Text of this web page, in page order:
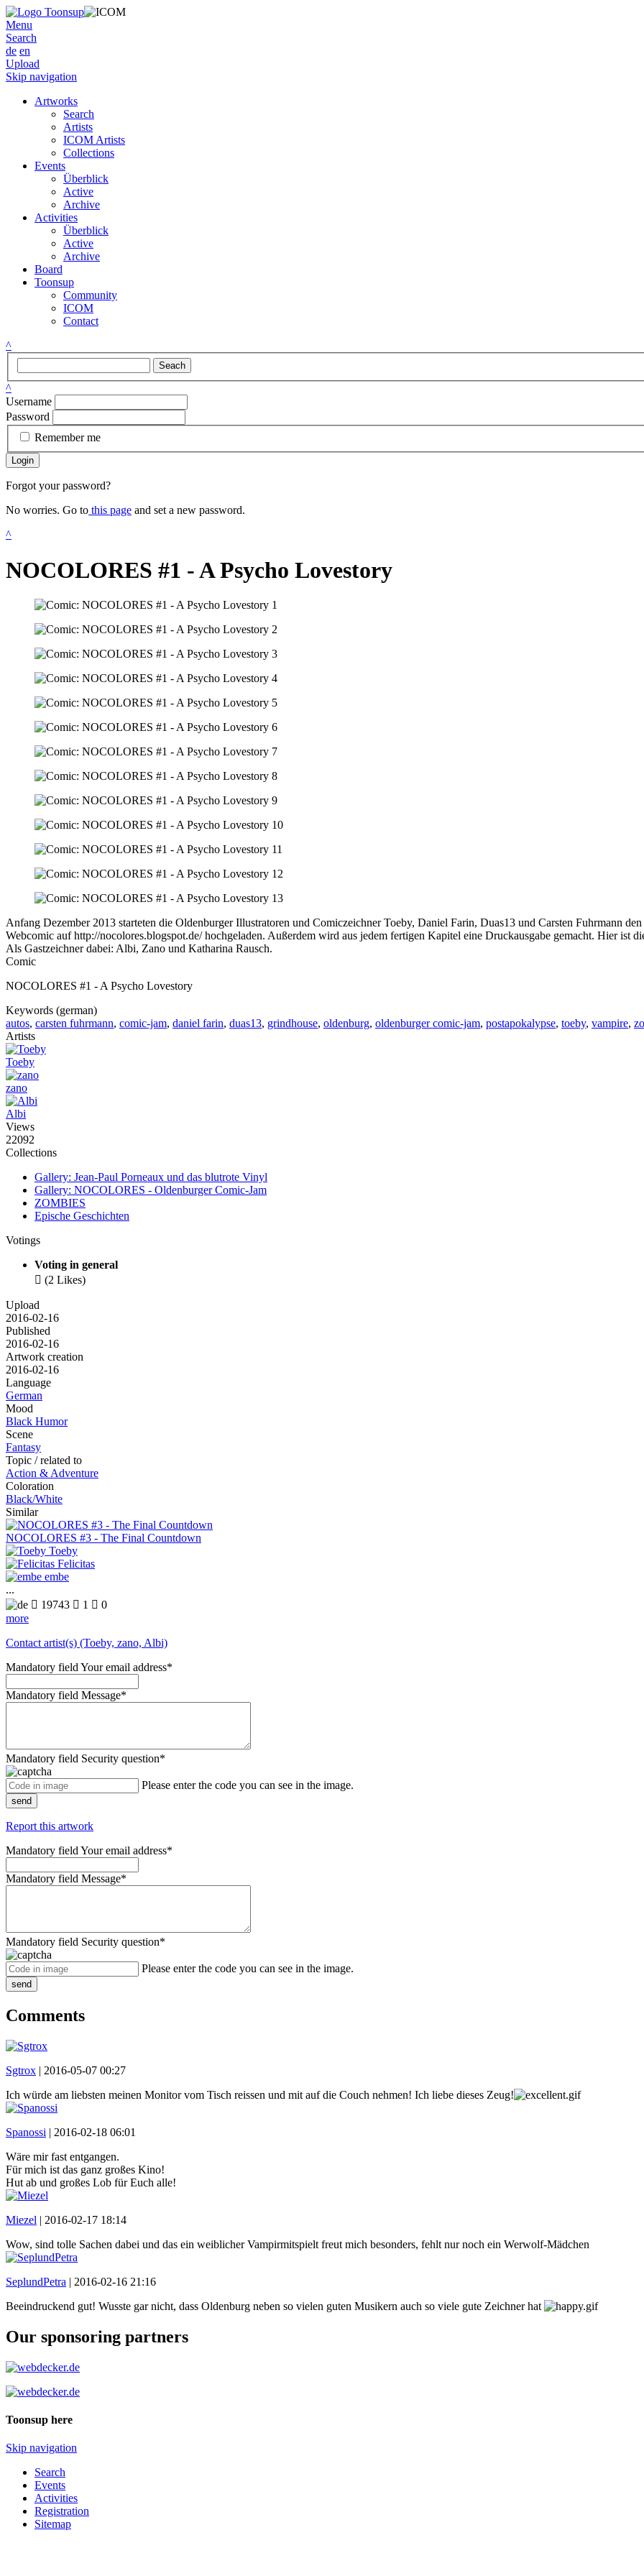
Menu
Search
de en
Upload
Skip navigation
Artworks
Search
Artists
ICOM Artists
Collections
Events
Überblick
Active
Archive
Activities
Überblick
Active
Archive
Board
Toonsup
Community
ICOM
Contact
^
Seach
^
Username
Password
Remember me
Login
Forgot your password?
No worries. Go to this page and set a new password.
^
NOCOLORES #1 - A Psycho Lovestory
Anfang Dezember 2013 starteten die Oldenburger Illustratoren und Comiczeichner Toeby, Daniel Farin, Duas13 und Carsten Fuhrmann
Webcomic auf http://nocolores.blogspot.de/ hochgeladen. Außerdem wird aus jedem fertigen Kapitel eine Druckausgabe gemacht. Hier ist
Als Gastzeichner dabei: Albi, Zano und Katharina Rausch.
Comic
NOCOLORES #1 - A Psycho Lovestory
Keywords (german)
autos, carsten fuhrmann, comic-jam, daniel farin, duas13, grindhouse, oldenburg, oldenburger comic-jam, postapokalypse, toeby, vampire,
Artists
Toeby
zano
Albi
Views
22092
Collections
Gallery: Jean-Paul Porneaux und das blutrote Vinyl
Gallery: NOCOLORES - Oldenburger Comic-Jam
ZOMBIES
Epische Geschichten
Votings
Voting in general
 (2 Likes)
Upload
2016-02-16
Published
2016-02-16
Artwork creation
2016-02-16
Language
German
Mood
Black Humor
Scene
Fantasy
Topic / related to
Action & Adventure
Coloration
Black/White
Similar
NOCOLORES #3 - The Final Countdown
Toeby
Felicitas
embe
...
 19743  1  0
more
Contact artist(s) (Toeby, zano, Albi)
Mandatory field Your email address*
Mandatory field Message*
Mandatory field Security question*
Please enter the code you can see in the image.
send
Report this artwork
Mandatory field Your email address*
Mandatory field Message*
Mandatory field Security question*
Please enter the code you can see in the image.
send
Comments
Sgtrox | 2016-05-07 00:27
Ich würde am liebsten meinen Monitor vom Tisch reissen und mit auf die Couch nehmen! Ich liebe dieses Zeug!
Spanossi | 2016-02-18 06:01
Wäre mir fast entgangen.
Für mich ist das ganz großes Kino!
Hut ab und großes Lob für Euch alle!
Miezel | 2016-02-17 18:14
Wow, sind tolle Sachen dabei und das ein weiblicher Vampirmitspielt freut mich besonders, fehlt nur noch ein Werwolf-Mädchen
SeplundPetra | 2016-02-16 21:16
Beeindruckend gut! Wusste gar nicht, dass Oldenburg neben so vielen guten Musikern auch so viele gute Zeichner hat
Our sponsoring partners
Toonsup here
Skip navigation
Search
Events
Activities
Registration
Sitemap